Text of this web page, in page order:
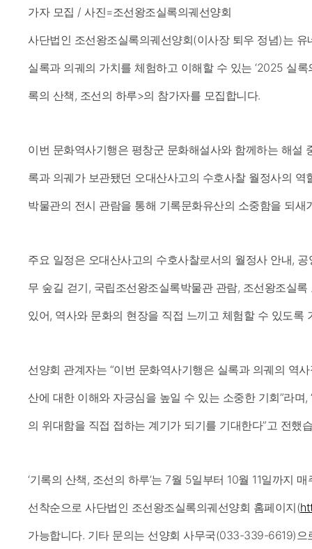
가자 모집 / 사진=조선왕조실록의궤선양회
사단법인 조선왕조실록의궤선양회(이사장 퇴우 정념)는
실록과 의궤의 가치를 체험하고 이해할 수 있는 ‘2025 실
록의 산책, 조선의 하루>의 참가자를 모집합니다.
이번 문화역사기행은 평창군 문화해설사와 함께하는 해설
록과 의궤가 보관됐던 오대산사고의 수호사찰 월정사의 역
박물관의 전시 관람을 통해 기록문화유산의 소중함을 되새
주요 일정은 오대산사고의 수호사찰로서의 월정사 안내,
무 숲길 걷기, 국립조선왕조실록박물관 관람, 조선왕조실
있어, 역사와 문화의 현장을 직접 느끼고 체험할 수 있도록
선양회 관계자는 “이번 문화역사기행은 실록과 의궤의 역
산에 대한 이해와 자긍심을 높일 수 있는 소중한 기회”라며
의 위대함을 직접 접하는 계기가 되기를 기대한다”고 전했
‘기록의 산책, 조선의 하루’는 7월 5일부터 10월 11일까지
선착순으로 사단법인 조선왕조실록의궤선양회 홈페이지(
가능합니다. 기타 문의는 선양회 사무국(033-339-6619)으